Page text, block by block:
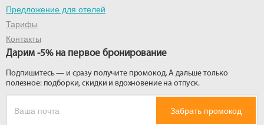
Предложение для отелей
Тарифы
Контакты
Дарим -5% на первое бронирование
Подпишитесь — и сразу получите промокод. А дальше только
полезное: подборки, скидки и вдохновение на отпуск.
Забрать промокод